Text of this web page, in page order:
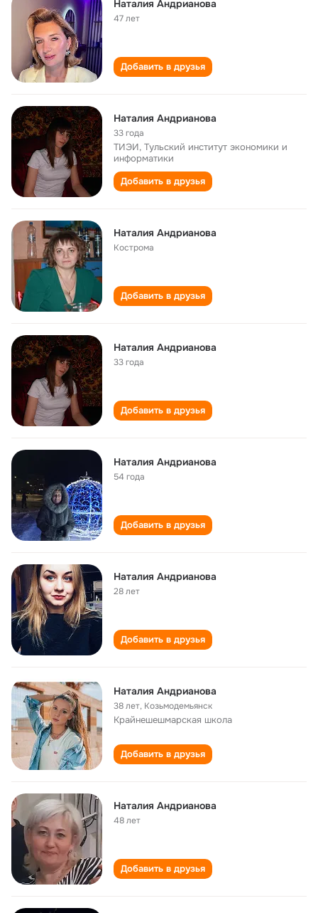
Наталия Андрианова
47 лет
Добавить в друзья
Наталия Андрианова
33 года
ТИЭИ, Тульский институт экономики и
информатики
Добавить в друзья
Наталия Андрианова
Кострома
Добавить в друзья
Наталия Андрианова
33 года
Добавить в друзья
Наталия Андрианова
54 года
Добавить в друзья
Наталия Андрианова
28 лет
Добавить в друзья
Наталия Андрианова
38 лет, Козьмодемьянск
Крайнешешмарская школа
Добавить в друзья
Наталия Андрианова
48 лет
Добавить в друзья